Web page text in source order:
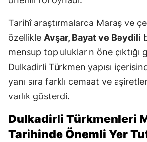
Tarihî araştırmalarda Maraş ve
özellikle Avşar, Bayat ve Beydili
mensup toplulukların öne çıktığı
Dulkadirli Türkmen yapısı
yanı sıra farklı cemaat ve
varlık gösterdi.
Dulkadirli Türkmenleri
Tarihinde Önemli Yer